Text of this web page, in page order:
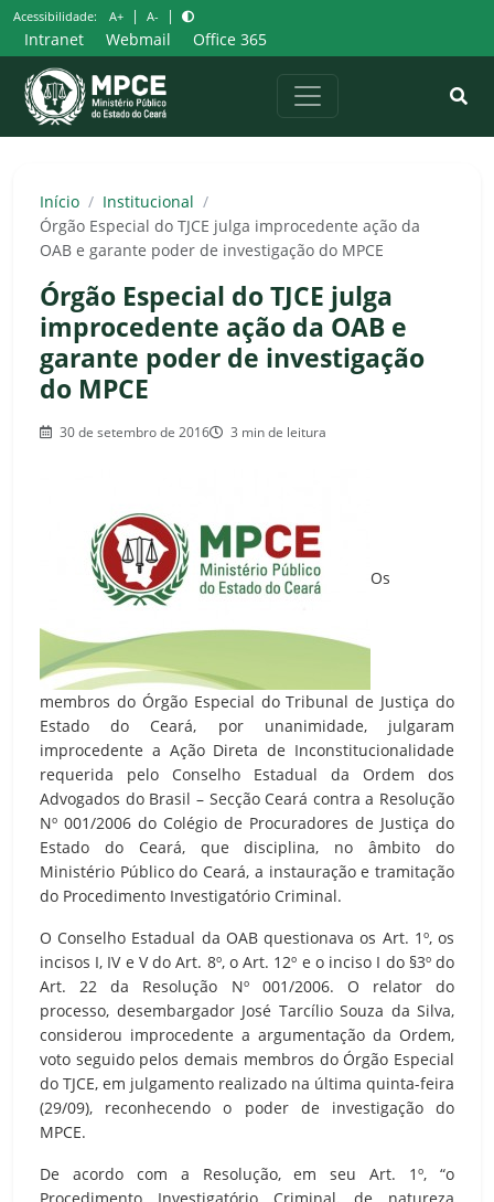
Pular
para
o
conteúdo
Acessibilidade: A+ | A- |
Intranet Webmail Office 365
Início / Institucional /
Órgão Especial do TJCE julga improcedente ação da
OAB e garante poder de investigação do MPCE
Órgão Especial do TJCE julga
improcedente ação da OAB e
garante poder de investigação
do MPCE
30 de setembro de 2016 3 min de leitura
Os
membros do Órgão Especial do Tribunal de Justiça do
Estado do Ceará, por unanimidade, julgaram
improcedente a Ação Direta de Inconstitucionalidade
requerida pelo Conselho Estadual da Ordem dos
Advogados do Brasil – Secção Ceará contra a Resolução
Nº 001/2006 do Colégio de Procuradores de Justiça do
Estado do Ceará, que disciplina, no âmbito do
Ministério Público do Ceará, a instauração e tramitação
do Procedimento Investigatório Criminal.
O Conselho Estadual da OAB questionava os Art. 1º, os
incisos I, IV e V do Art. 8º, o Art. 12º e o inciso I do §3º do
Art. 22 da Resolução Nº 001/2006. O relator do
processo, desembargador José Tarcílio Souza da Silva,
considerou improcedente a argumentação da Ordem,
voto seguido pelos demais membros do Órgão Especial
do TJCE, em julgamento realizado na última quinta-feira
(29/09), reconhecendo o poder de investigação do
MPCE.
De acordo com a Resolução, em seu Art. 1º, “o